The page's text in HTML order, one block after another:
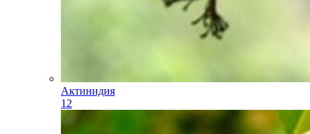
Актинидия
12